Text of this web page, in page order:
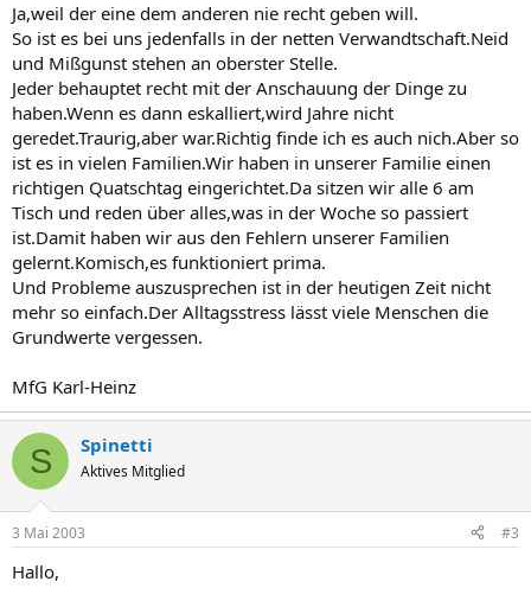
Ja,weil der eine dem anderen nie recht geben will.
So ist es bei uns jedenfalls in der netten Verwandtschaft.Neid
und Mißgunst stehen an oberster Stelle.
Jeder behauptet recht mit der Anschauung der Dinge zu
haben.Wenn es dann eskalliert,wird Jahre nicht
geredet.Traurig,aber war.Richtig finde ich es auch nich.Aber so
ist es in vielen Familien.Wir haben in unserer Familie einen
richtigen Quatschtag eingerichtet.Da sitzen wir alle 6 am
Tisch und reden über alles,was in der Woche so passiert
ist.Damit haben wir aus den Fehlern unserer Familien
gelernt.Komisch,es funktioniert prima.
Und Probleme auszusprechen ist in der heutigen Zeit nicht
mehr so einfach.Der Alltagsstress lässt viele Menschen die
Grundwerte vergessen.
MfG Karl-Heinz
S Spinetti
Aktives Mitglied
3 Mai 2003 #3
Hallo,